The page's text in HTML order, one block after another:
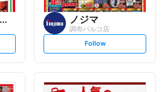
ノジマ
調布パルコ店
s
t
l
o
Follow